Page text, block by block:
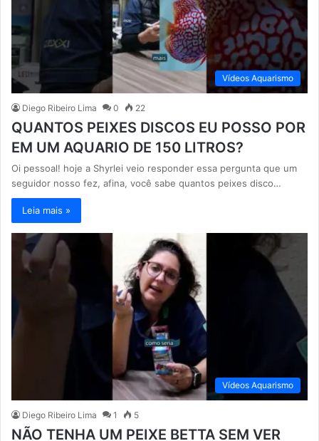
Vídeos Aquarismo
Diego Ribeiro Lima 0 22
QUANTOS PEIXES DISCOS EU POSSO POR
EM UM AQUARIO DE 150 LITROS?
Oi pessoal! hoje a Shyrlei veio responder essa pergunta que um
seguidor nosso fez, afina, você sabe quantos peixes disco…
Leia mais »
Vídeos Aquarismo
Diego Ribeiro Lima 1 5
NÃO TENHA UM PEIXE BETTA SEM VER